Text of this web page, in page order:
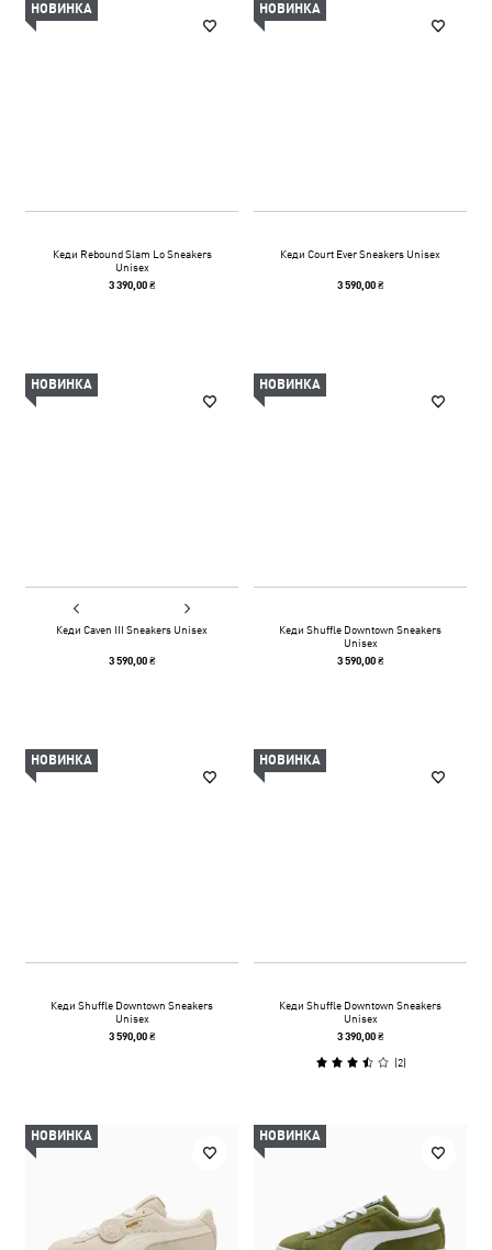
НОВИНКА
Кеди Rebound Slam Lo Sneakers
Unisex
3 390,00 ₴
НОВИНКА
Кеди Court Ever Sneakers Unisex
3 590,00 ₴
НОВИНКА
Кеди Caven III Sneakers Unisex
3 590,00 ₴
НОВИНКА
Кеди Shuffle Downtown Sneakers
Unisex
3 590,00 ₴
НОВИНКА
Кеди Shuffle Downtown Sneakers
Unisex
3 590,00 ₴
НОВИНКА
Кеди Shuffle Downtown Sneakers
Unisex
3 390,00 ₴
(2)
НОВИНКА НОВИНКА